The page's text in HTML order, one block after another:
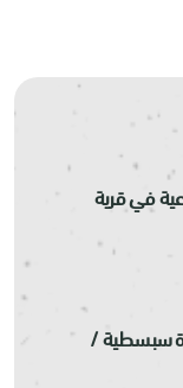
في قرية
سبسطية /